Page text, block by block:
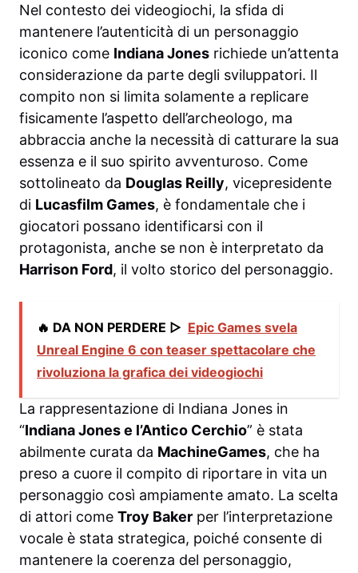
Nel contesto dei videogiochi, la sfida di
mantenere l’autenticità di un personaggio
iconico come Indiana Jones richiede un’attenta
considerazione da parte degli sviluppatori. Il
compito non si limita solamente a replicare
fisicamente l’aspetto dell’archeologo, ma
abbraccia anche la necessità di catturare la sua
essenza e il suo spirito avventuroso. Come
sottolineato da Douglas Reilly, vicepresidente
di Lucasfilm Games, è fondamentale che i
giocatori possano identificarsi con il
protagonista, anche se non è interpretato da
Harrison Ford, il volto storico del personaggio.
🔥 DA NON PERDERE ▷ Epic Games svela
Unreal Engine 6 con teaser spettacolare che
rivoluziona la grafica dei videogiochi
La rappresentazione di Indiana Jones in
“Indiana Jones e l’Antico Cerchio” è stata
abilmente curata da MachineGames, che ha
preso a cuore il compito di riportare in vita un
personaggio così ampiamente amato. La scelta
di attori come Troy Baker per l’interpretazione
vocale è stata strategica, poiché consente di
mantenere la coerenza del personaggio,